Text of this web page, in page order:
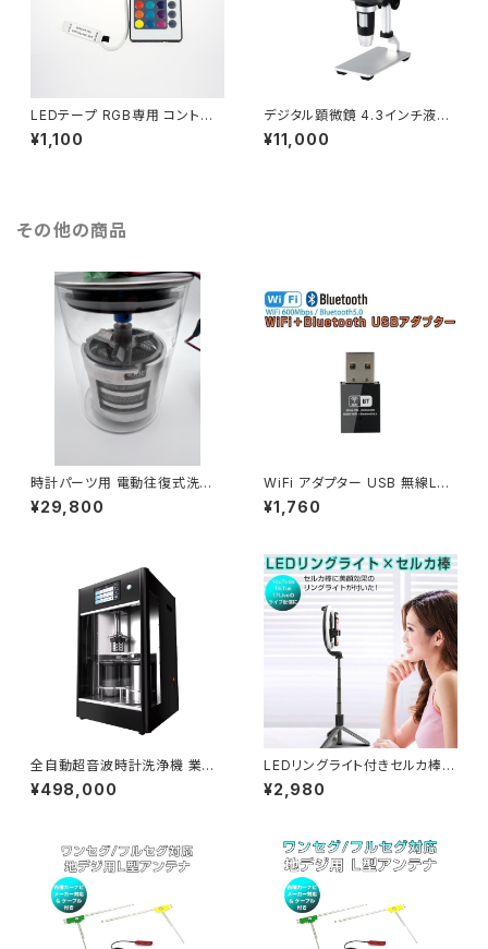
LEDテープ RGB専用 コントロ
ーラ リモコン 12V テープLED
用 1ヶ月保証「MINI-RGB-CTR
¥1,100
デジタル顕微鏡 4.3インチ液晶
マイクロスコープ 500～1000
倍率 1200万画素 フルHD画質
¥11,000
その他の商品
時計パーツ用 電動往復式洗浄
機 自動洗浄機 速度調整 超音波
洗浄機と併用可能「WCL02」
¥29,800
WiFi アダプター USB 無線LAN
デュアルバンド 2.4GHz 150M
bps/5GHz 433Mbps Bluet
¥1,760
全自動超音波時計洗浄機 業務
用PROモデル 4槽洗浄＋熱風
乾燥 時計ムーブメント ジュエリ
¥498,000
LEDリングライト付きセルカ棒
自撮り棒 三脚スタンド YouTub
e TikTok 17Live 1ヶ月保証 1
¥2,980